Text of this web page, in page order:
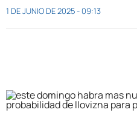
1 DE JUNIO DE 2025 - 09:13